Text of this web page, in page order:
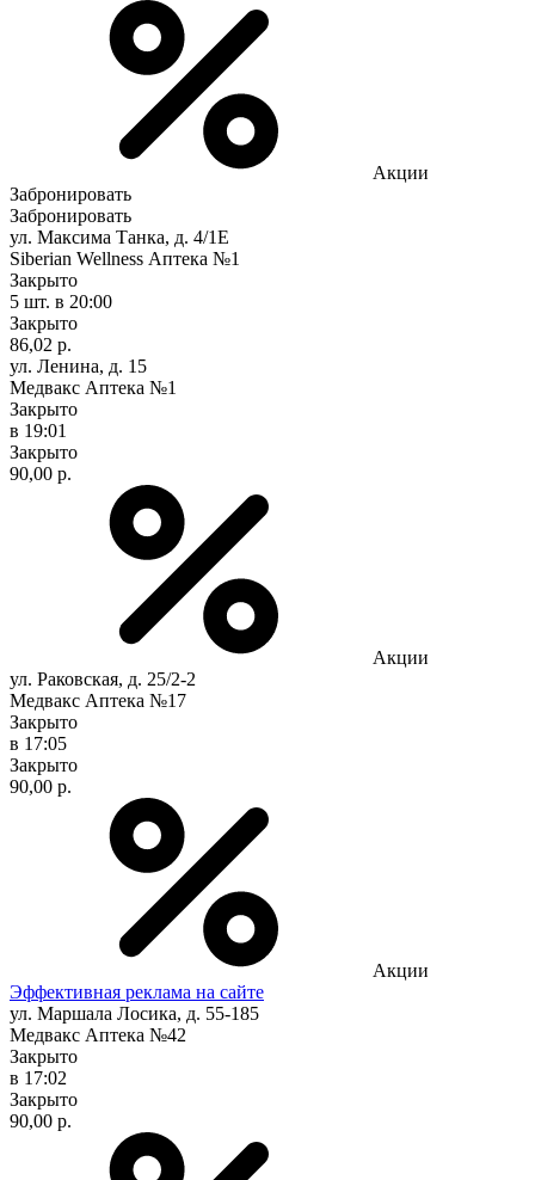
Акции
Забронировать
Забронировать
ул. Максима Танка, д. 4/1Е
Siberian Wellness Аптека №1
Закрыто
5 шт. в 20:00
Закрыто
86,02 р.
ул. Ленина, д. 15
Медвакс Аптека №1
Закрыто
в 19:01
Закрыто
90,00 р.
Акции
ул. Раковская, д. 25/2-2
Медвакс Аптека №17
Закрыто
в 17:05
Закрыто
90,00 р.
Акции
Эффективная реклама на сайте
ул. Маршала Лосика, д. 55-185
Медвакс Аптека №42
Закрыто
в 17:02
Закрыто
90,00 р.